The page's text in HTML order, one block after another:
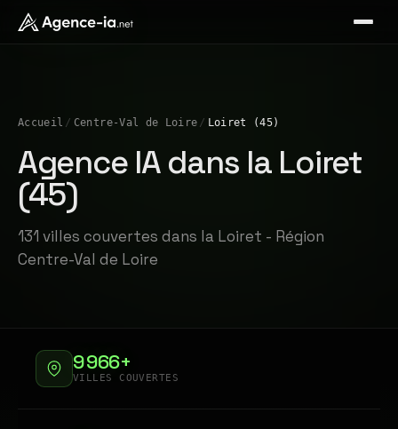
Accueil / Centre-Val de Loire / Loiret (45)
Agence IA dans la Loiret
(45)
131 villes couvertes dans la Loiret - Région
Centre-Val de Loire
9 966+
VILLES COUVERTES